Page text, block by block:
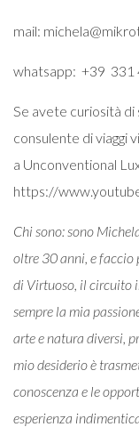
mail:
whatsapp: +39 331
Se avete curiosità di
consulente di viaggi
a Unconventional
https://
Chi sono: sono
oltre 30 anni, e faccio
di Virtuoso, il circuito
sempre la mia
arte e natura diversi,
mio desiderio è
conoscenza e le
esperienza